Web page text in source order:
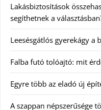
Lakásbiztosítások
segíthetnek a
Leesésgátlós gyerekágy a
Falba futó tolóajtó: mit
Egyre több az eladó új
A szappan népszerűsége